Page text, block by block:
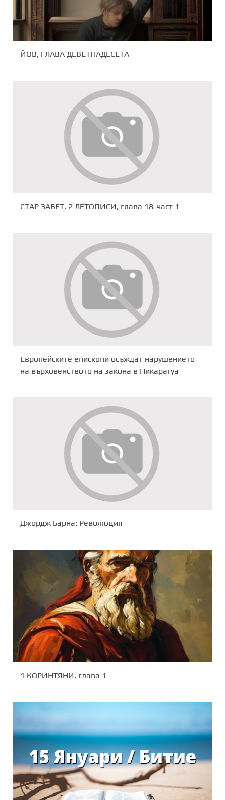
ЙОВ, ГЛАВА ДЕВЕТНАДЕСЕТА
СТАР ЗАВЕТ, 2 ЛЕТОПИСИ, глава 18-част 1
Европейските епископи осъждат нарушението
на върховенството на закона в Никарагуа
Джордж Барна: Революция
1 КОРИНТЯНИ, глава 1